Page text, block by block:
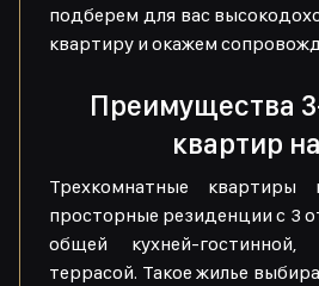
подберем для вас
квартиру и окажем
Преимущества
квартир
Трехкомнатные
просторные резиденции с 3
общей кухней-
террасой. Такое жилье